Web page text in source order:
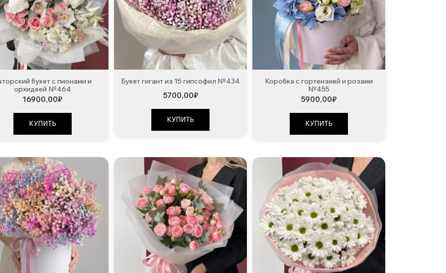
букет с пионами и
орхидеей №464
16900,00₽
КУПИТЬ
Букет гигант из 15 гипсофил №434
5700,00₽
КУПИТЬ
Коробка с гортензией и розами
№455
5900,00₽
КУПИТЬ